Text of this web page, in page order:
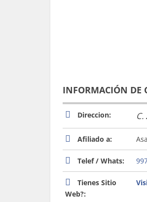
INFORMACIÓN DE
Direccion:
Afiliado a:
Telef / Whats:
Tienes Sitio
Web?: